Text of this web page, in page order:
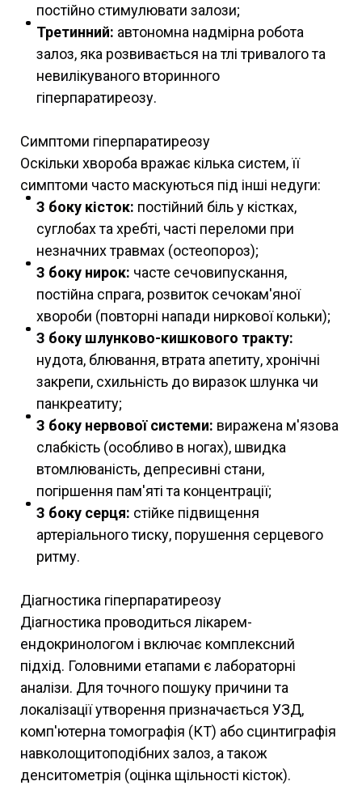
постійно стимулювати залози;
Третинний: автономна надмірна робота
залоз, яка розвивається на тлі тривалого та
невилікуваного вторинного
гіперпаратиреозу.
Симптоми гіперпаратиреозу
Оскільки хвороба вражає кілька систем, її
симптоми часто маскуються під інші недуги:
З боку кісток: постійний біль у кістках,
суглобах та хребті, часті переломи при
незначних травмах (остеопороз);
З боку нирок: часте сечовипускання,
постійна спрага, розвиток сечокам'яної
хвороби (повторні напади ниркової кольки);
З боку шлунково-кишкового тракту:
нудота, блювання, втрата апетиту, хронічні
закрепи, схильність до виразок шлунка чи
панкреатиту;
З боку нервової системи: виражена м'язова
слабкість (особливо в ногах), швидка
втомлюваність, депресивні стани,
погіршення пам'яті та концентрації;
З боку серця: стійке підвищення
артеріального тиску, порушення серцевого
ритму.
Діагностика гіперпаратиреозу
Діагностика проводиться лікарем-
ендокринологом і включає комплексний
підхід. Головними етапами є лабораторні
аналізи. Для точного пошуку причини та
локалізації утворення призначається УЗД,
комп'ютерна томографія (КТ) або сцинтиграфія
навколощитоподібних залоз, а також
денситометрія (оцінка щільності кісток).